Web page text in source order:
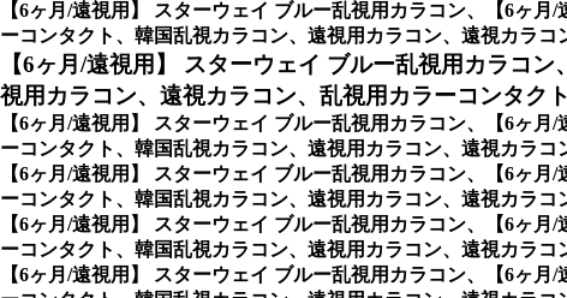
【6ヶ月/遠視用】 スターウェイ ブルー乱視用カラコン、
【6ヶ
ーコンタクト、韓国乱視カラコン、遠視用カラコン、遠視カラ
【6ヶ月/遠視用】 スターウェイ ブルー乱視用カラコン、
視用カラコン、遠視カラコン、乱視用カラーコンタク
【6ヶ月/遠視用】 スターウェイ ブルー乱視用カラコン、
【6ヶ
ーコンタクト、韓国乱視カラコン、遠視用カラコン、遠視カラ
【6ヶ月/遠視用】 スターウェイ ブルー乱視用カラコン、
【6ヶ
ーコンタクト、韓国乱視カラコン、遠視用カラコン、遠視カラ
【6ヶ月/遠視用】 スターウェイ ブルー乱視用カラコン、
【6ヶ
ーコンタクト、韓国乱視カラコン、遠視用カラコン、遠視カラ
【6ヶ月/遠視用】 スターウェイ ブルー乱視用カラコン、
【6ヶ